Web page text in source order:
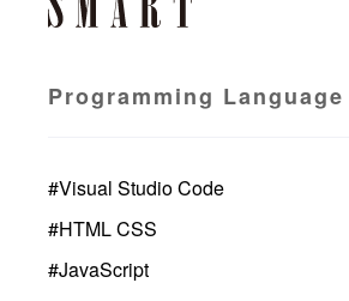
Programming Language
#Visual Studio Code
#HTML CSS
#JavaScript